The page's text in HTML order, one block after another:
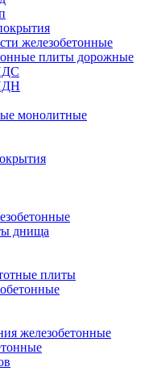
железобетонные
плиты дорожные
монолитные
днища
плиты
железобетонные